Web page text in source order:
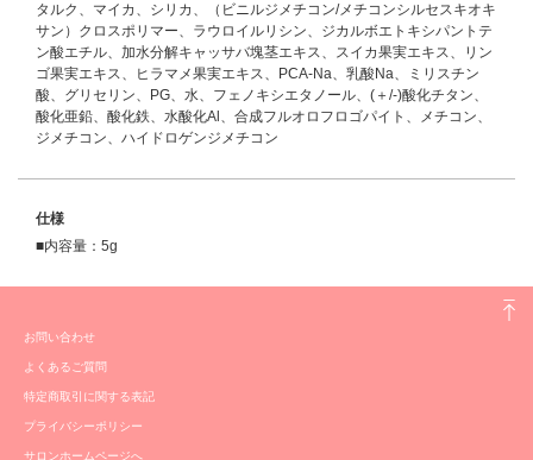
タルク、マイカ、シリカ、（ビニルジメチコン/メチコンシルセスキオキ
サン）クロスポリマー、ラウロイルリシン、ジカルボエトキシパントテ
ン酸エチル、加水分解キャッサバ塊茎エキス、スイカ果実エキス、リン
ゴ果実エキス、ヒラマメ果実エキス、PCA-Na、乳酸Na、ミリスチン
酸、グリセリン、PG、水、フェノキシエタノール、(＋/-)酸化チタン、
酸化亜鉛、酸化鉄、水酸化Al、合成フルオロフロゴパイト、メチコン、
ジメチコン、ハイドロゲンジメチコン
仕様
■内容量：5g
お問い合わせ
よくあるご質問
特定商取引に関する表記
プライバシーポリシー
サロンホームページへ